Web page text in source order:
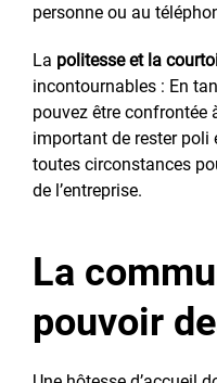
personne ou au
La politesse et la
incontournables : En
pouvez être confrontée
important de rester poli
toutes circonstances
de l’entreprise.
La
pouvoir